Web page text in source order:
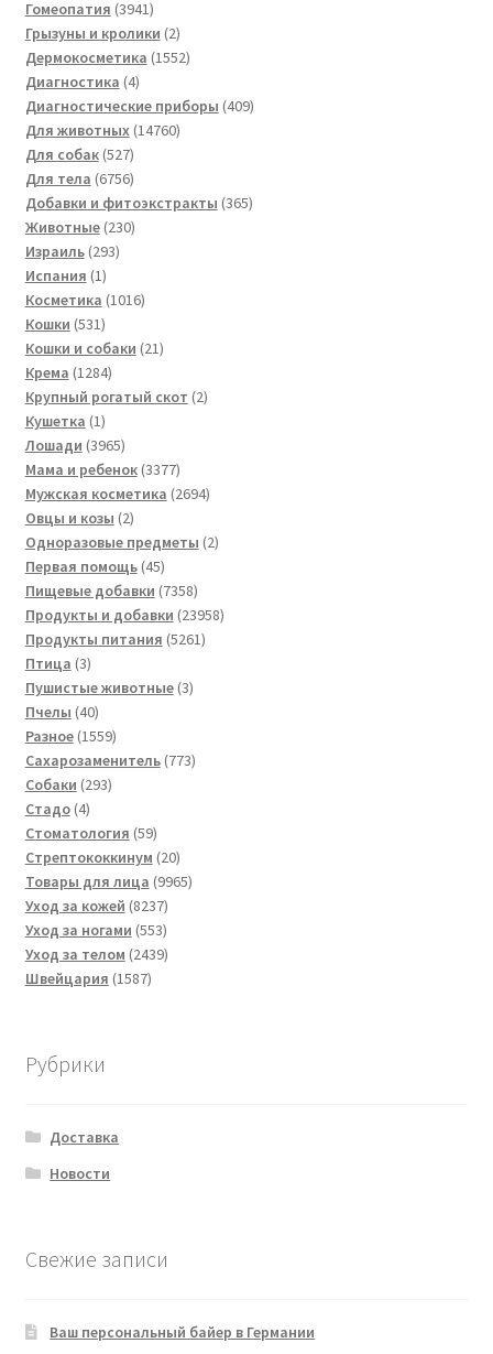
Гомеопатия 39413941
товар
Грызуны и кролики 22
товара
Дермокосметика 15521552
Диагностика 44
товара
Диагностические приборы 409409
Для животных 1476014760
Для собак 527527
товаров
Для тела 67566756
товаров
Добавки и фитоэкстракты 365365
Животные 230230
Израиль 293293
Испания 11
товар
Косметика 10161016
Кошки 531531
товар
Кошки и собаки 2121
Крема 12841284
товара
Крупный рогатый скот 22
Кушетка 11
товар
Лошади 39653965
товаров
Мама и ребенок 33773377
товаров
Мужская косметика 26942694
Овцы и козы 22
товара
Одноразовые предметы 22
Первая помощь 4545
товаров
Пищевые добавки 73587358
товаров
Продукты и добавки 2395823958
Продукты питания 52615261
Птица 33
товара
Пушистые животные 33
Пчелы 4040
товаров
Разное 15591559
товаров
Сахарозаменитель 773773
Собаки 293293
Стадо 44
товара
Стоматология 5959
товаров
Стрептококкинум 2020
товаров
Товары для лица 99659965
Уход за кожей 82378237
товаров
Уход за ногами 553553
товара
Уход за телом 24392439
Швейцария 15871587
Рубрики
Доставка
Новости
Свежие записи
Ваш персональный байер в Германии